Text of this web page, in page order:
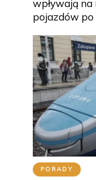
wpływają na
pojazdów
PORADY